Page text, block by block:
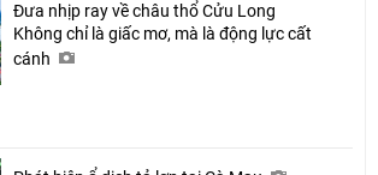
Đưa nhịp ray về châu thổ Cửu Long
Không chỉ là giấc mơ, mà là động lực cất
cánh